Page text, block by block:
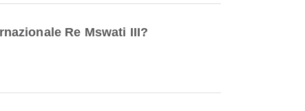
Re Mswati III?